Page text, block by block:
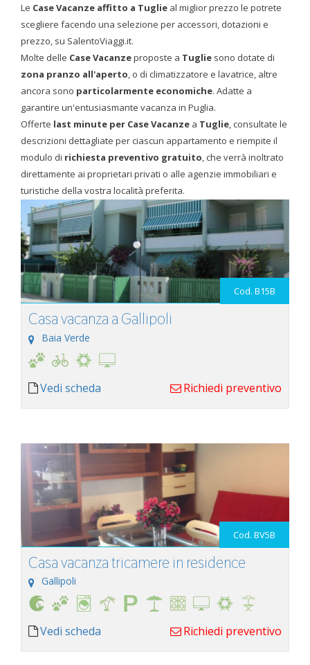
Le Case Vacanze affitto a Tuglie al miglior prezzo le potrete
scegliere facendo una selezione per accessori, dotazioni e
prezzo, su SalentoViaggi.it.
Molte delle Case Vacanzeproposte a Tuglie sono dotate di
zona pranzo all'aperto, o di climatizzatore e lavatrice, altre
ancora sono particolarmente economiche. Adatte a
garantire un'entusiasmante vacanza in Puglia.
Offerte last minute per Case Vacanze a Tuglie, consultate le
descrizioni dettagliate per ciascun appartamento e riempite il
modulo di richiesta preventivo gratuito, che verrà inoltrato
direttamente ai proprietari privati o alle agenzie immobiliari e
turistiche della vostra località preferita.
Cod. B15B
Casa vacanza a Gallipoli
Baia Verde
Vedi scheda Richiedi preventivo
Cod. BV5B
Casa vacanza tricamere in residence
Gallipoli
Vedi scheda Richiedi preventivo